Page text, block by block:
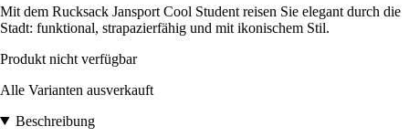
Mit dem Rucksack Jansport Cool Student reisen Sie elegant durch die
Stadt: funktional, strapazierfähig und mit ikonischem Stil.
Produkt nicht verfügbar
Alle Varianten ausverkauft
Beschreibung